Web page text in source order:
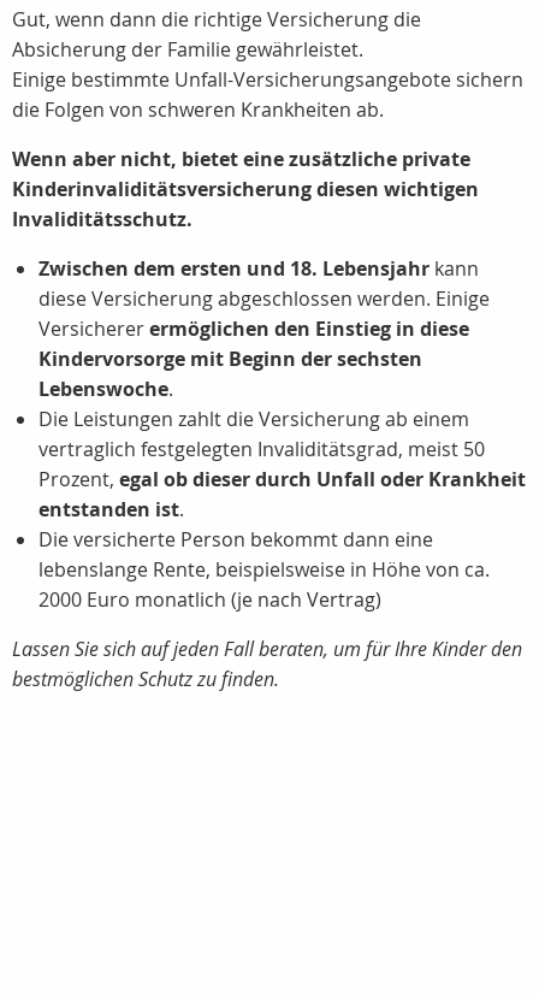
Gut, wenn dann die richtige Versicherung die
Absicherung der Familie gewährleistet.
Einige bestimmte Unfall-Versicherungsangebote sichern
die Folgen von schweren Krankheiten ab.
Wenn aber nicht, bietet eine zusätzliche private
Kinderinvaliditätsversicherung diesen wichtigen
Invaliditätsschutz.
Zwischen dem ersten und 18. Lebensjahr kann
diese Versicherung abgeschlossen werden. Einige
Versichererermöglichen den Einstieg in diese
Kindervorsorge mit Beginn der sechsten
Lebenswoche.
Die Leistungen zahlt die Versicherung ab einem
vertraglich festgelegten Invaliditätsgrad, meist 50
Prozent, egal ob dieser durch Unfall oder Krankheit
entstanden ist.
Die versicherte Person bekommt dann eine
lebenslange Rente, beispielsweise in Höhe von ca.
2000 Euro monatlich (je nach Vertrag)
Lassen Sie sich auf jeden Fall beraten, um für Ihre Kinder den
bestmöglichen Schutz zu finden.